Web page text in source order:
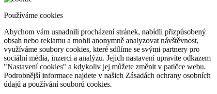
Používáme cookies
Abychom vám usnadnili procházení stránek, nabídli přizpůsobený
obsah nebo reklamu a mohli anonymně analyzovat návštěvnost,
využíváme soubory cookies, které sdílíme se svými partnery pro
sociální média, inzerci a analýzu. Jejich nastavení upravíte odkazem
"Nastavení cookies" a kdykoliv jej můžete změnit v patičce webu.
Podrobnější informace najdete v našich Zásadách ochrany osobních
údajů a používání souborů cookies.